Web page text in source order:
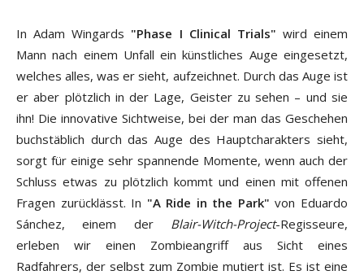
In Adam Wingards "Phase I Clinical Trials" wird einem
Mann nach einem Unfall ein künstliches Auge eingesetzt,
welches alles, was er sieht, aufzeichnet. Durch das Auge ist
er aber plötzlich in der Lage, Geister zu sehen – und sie
ihn! Die innovative Sichtweise, bei der man das Geschehen
buchstäblich durch das Auge des Hauptcharakters sieht,
sorgt für einige sehr spannende Momente, wenn auch der
Schluss etwas zu plötzlich kommt und einen mit offenen
Fragen zurücklässt. In "A Ride in the Park" von Eduardo
Sánchez, einem der Blair-Witch-Project-Regisseure,
erleben wir einen Zombieangriff aus Sicht eines
Radfahrers, der selbst zum Zombie mutiert ist. Es ist eine